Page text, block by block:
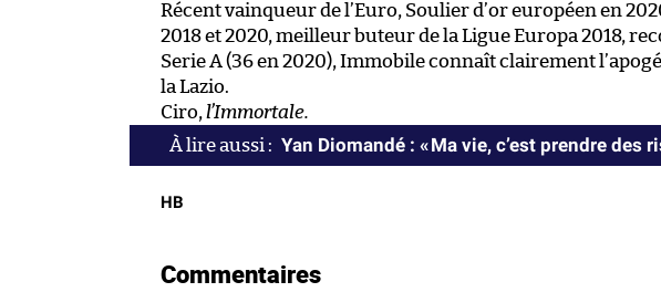
Récent vainqueur de l’Euro, Soulier d’or européen en
2018 et 2020, meilleur buteur de la Ligue Europa 2018,
Serie A (36 en 2020), Immobile connaît clairement
la Lazio.
Ciro, l’Immortale.
Yan Diomandé : « Ma vie, c’est prendre des
HB
Commentaires